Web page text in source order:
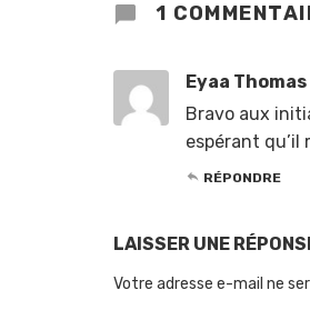
1
Eyaa Thomas
Bravo aux
espérant
RÉPONDRE
LAISSER UNE
Votre adresse e-mail ne